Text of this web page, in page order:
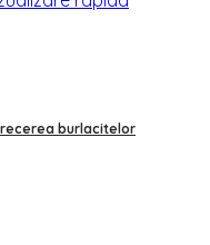
burlacitelor